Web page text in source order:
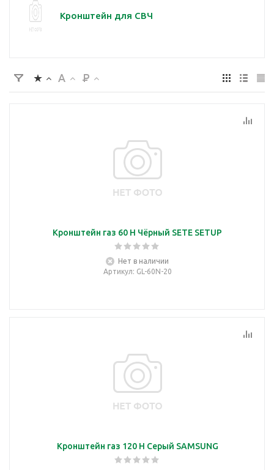
Кронштейн для СВЧ
Кронштейн газ 60 Н Чёрный SETE SETUP
Нет в наличии
Артикул: GL-60N-20
Кронштейн газ 120 Н Серый SAMSUNG